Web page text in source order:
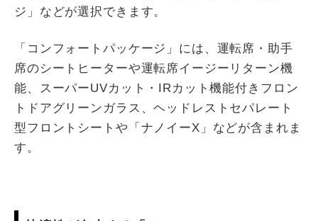
ジ」などが選択できます。
「コンフォートパッケージ」には、運転席・助手
席のシートヒーターや運転席イージーリターン機
能、スーパーUVカット・IRカット機能付きフロン
トドアグリーンガラス、ヘッドレストセパレート
型フロントシートや「ナノイーX」などが含まれま
す。